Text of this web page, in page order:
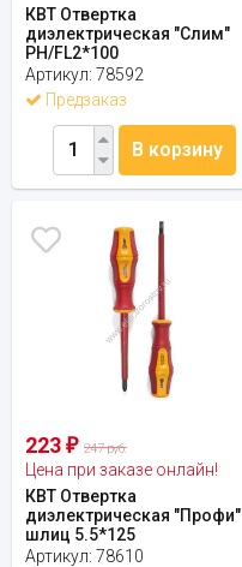
КВТ Отвертка
диэлектрическая "Слим"
PH/FL2*100
Артикул: 78592
Предзаказ
В корзину
223 ₽ 247 руб.
Цена при заказе онлайн!
КВТ Отвертка
диэлектрическая "Профи"
шлиц 5.5*125
Артикул: 78610